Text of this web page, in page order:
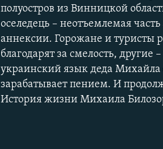
полуостров из Винницкой
оселедець – неотъемлемая
аннексии. Горожане и туристы
благодарят за смелость,
украинский язык деда Михайла
зарабатывает пением. И
История жизни Михаила